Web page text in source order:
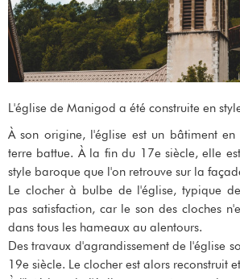
L'église de Manigod a été construite en
À son origine, l'église est un bâtiment
terre battue. À la fin du 17e siècle, elle
style baroque que l'on retrouve sur la
Le clocher à bulbe de l'église, typique
pas satisfaction, car le son des cloches
dans tous les hameaux au alentours.
Des travaux d'agrandissement de l'église
19e siècle. Le clocher est alors reconstruit